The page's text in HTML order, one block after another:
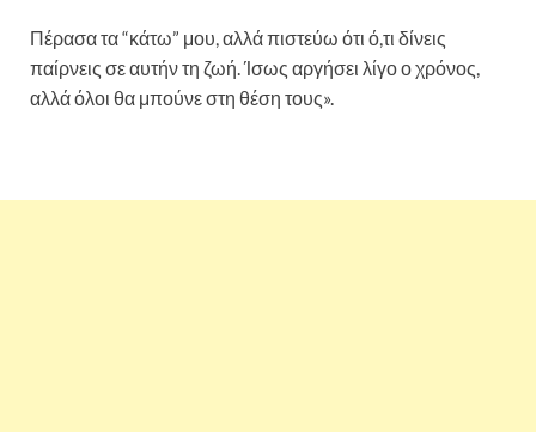
Πέρασα τα “κάτω” μου, αλλά πιστεύω ότι ό,τι δίνεις
παίρνεις σε αυτήν τη ζωή. Ίσως αργήσει λίγο ο χρόνος,
αλλά όλοι θα μπούνε στη θέση τους».